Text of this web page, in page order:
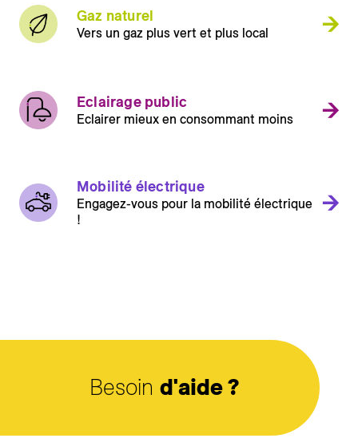
Gaz naturel
Vers un gaz plus vert et plus local
Eclairage public
Eclairer mieux en consommant moins
Mobilité électrique
Engagez-vous pour la mobilité électrique
!
Besoin d'aide ?